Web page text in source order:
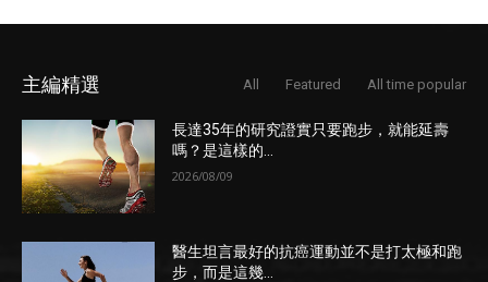
主編精選 All Featured All time popular
長達35年的研究證實只要跑步，就能延壽
嗎？是這樣的...
2026/08/09
醫生坦言最好的抗癌運動並不是打太極和跑
步，而是這幾...